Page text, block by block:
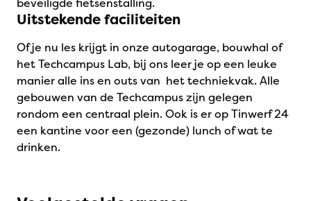
Uitstekende faciliteiten
Of je nu les krijgt in onze autogarage, bouwhal of
het Techcampus Lab, bij ons leer je op een leuke
manier alle ins en outs van het techniekvak. Alle
gebouwen van de Techcampus zijn gelegen
rondom een centraal plein. Ook is er op Tinwerf 24
een kantine voor een (gezonde) lunch of wat te
drinken.